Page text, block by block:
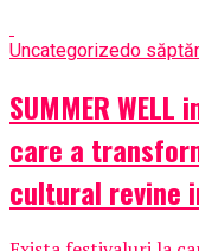
Uncategorizedo
SUMMER
care a
cultural revine